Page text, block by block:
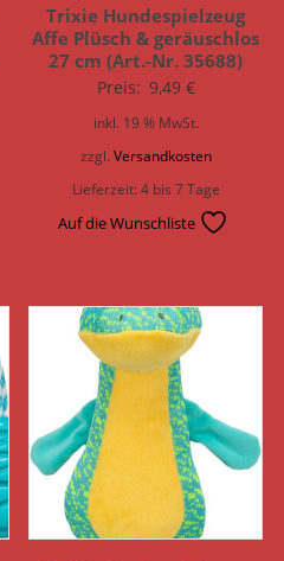
Trixie Hundespielzeug
Affe Plüsch & geräuschlos
27 cm (Art.-Nr. 35688)
Preis: 9,49 €
inkl. 19 % MwSt.
zzgl. Versandkosten
Lieferzeit:4 bis 7 Tage
Auf die Wunschliste